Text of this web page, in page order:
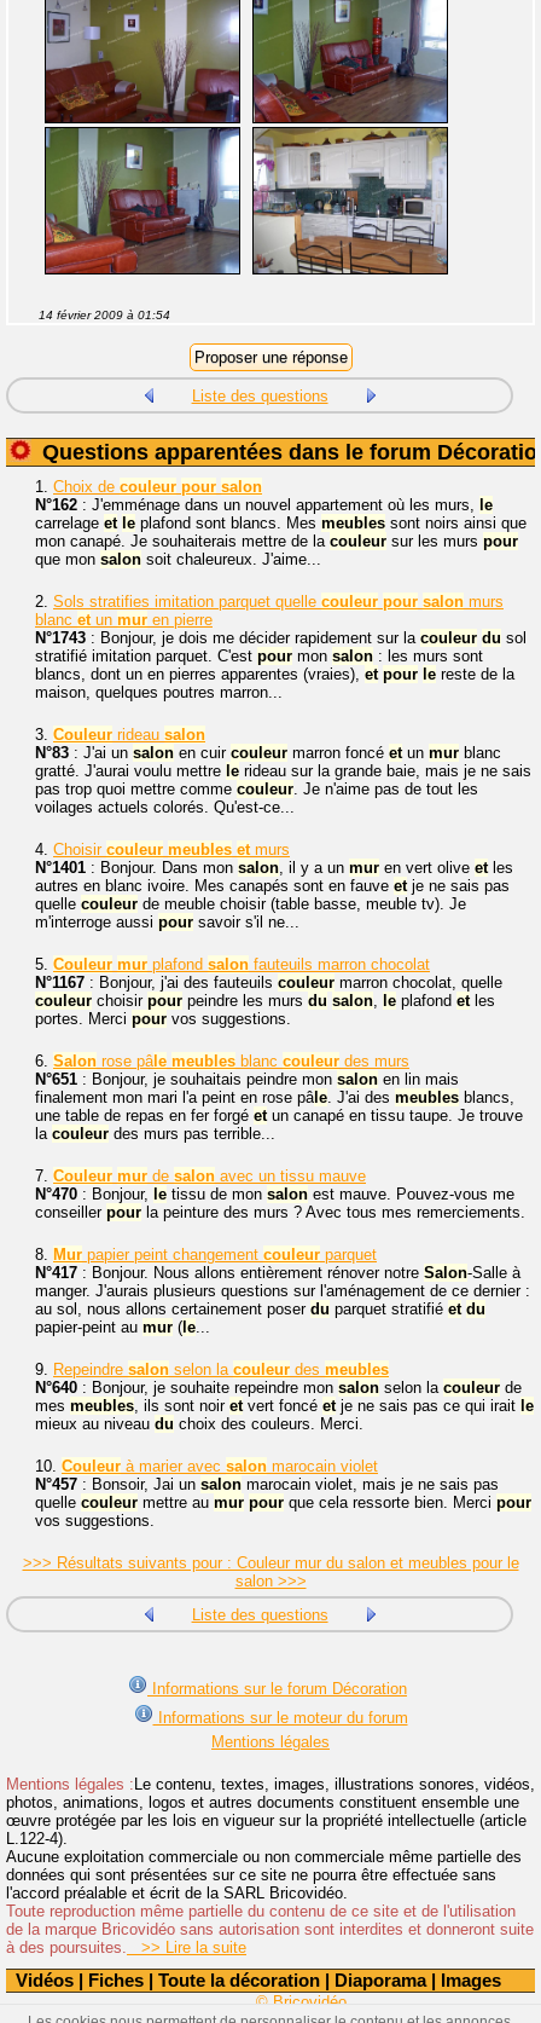
Vidéos | Fiches | Toute la décoration | Diaporama| Images
14 février 2009 à 01:54
Liste des questions
Questions apparentées dans le forum
1. Choix de couleur pour salon
N°162 : J'emménage dans un nouvel appartement où les murs,
le
carrelage et le plafond sont blancs. Mes meubles sont noirs ainsi que
mon canapé. Je souhaiterais mettre de la couleur sur les murs pour
que mon salon soit chaleureux. J'aime...
2. Sols stratifies imitation parquet quelle couleur pour salon murs
blanc et un mur en pierre
N°1743 : Bonjour, je dois me décider rapidement sur la couleur du sol
stratifié imitation parquet. C'est pour mon salon : les murs sont
blancs, dont un en pierres apparentes (vraies), et pour le reste de la
maison, quelques poutres marron...
3. Couleur rideau salon
N°83 : J'ai un salon en cuir couleur marron foncé et un mur blanc
gratté. J'aurai voulu mettre le rideau sur la grande baie, mais je ne sais
pas trop quoi mettre comme couleur . Je n'aime pas de tout les
voilages actuels colorés. Qu'est-ce...
4. Choisir couleur meubles et murs
N°1401 : Bonjour. Dans mon salon , il y a un mur en vert olive et les
autres en blanc ivoire. Mes canapés sont en fauve et je ne sais pas
quelle couleur de meuble choisir (table basse, meuble tv). Je
m'interroge aussi pour savoir s'il ne...
5. Couleur mur plafond salon fauteuils marron chocolat
N°1167 : Bonjour, j'ai des fauteuils couleur marron chocolat, quelle
couleur choisir pour peindre les murs du salon le plafond et les
portes. Merci pour vos suggestions.
6. Salon rose pâ le meubles blanc couleur des murs
N°651 : Bonjour, je souhaitais peindre mon salon en lin mais
finalement mon mari l'a peint en rose pâ le . J'ai des meubles blancs,
une table de repas en fer forgé et un canapé en tissu taupe. Je trouve
la couleur des murs pas terrible...
7. Couleur mur de salon avec un tissu mauve
N°470 : Bonjour, le tissu de mon salon est mauve. Pouvez-vous me
conseiller pour la peinture des murs ? Avec tous mes remerciements.
8. Mur papier peint changement couleur parquet
N°417 : Bonjour. Nous allons entièrement rénover notre Salon-Salle à
manger. J'aurais plusieurs questions sur l'aménagement de ce dernier :
au sol, nous allons certainement poser du parquet stratifié et du
papier-peint au mur ( le
9. Repeindre salon selon la couleur des meubles
N°640 : Bonjour, je souhaite repeindre mon salon selon la couleur de
mes meubles , ils sont noir et vert foncé et je ne sais pas ce qui irait le
mieux au niveau du choix des couleurs. Merci.
10. Couleur à marier avec salon marocain violet
N°457 : Bonsoir, Jai un salon marocain violet, mais je ne sais pas
quelle couleur mettre au mur pour que cela ressorte bien. Merci pour
vos suggestions.
>>> Résultats suivants pour : Couleur mur du salon et meubles pour le
salon >>>
Liste des questions
Informations sur le forum Décoration
Informations sur le moteur du forum
Mentions légales
Mentions légales : Le contenu, textes, images, illustrations sonores, vidéos,
photos, animations, logos et autres documents constituent ensemble une
œuvre protégée par les lois en vigueur sur la propriété intellectuelle (article
L.122-4).
Aucune exploitation commerciale ou non commerciale même partielle des
données qui sont présentées sur ce site ne pourra être effectuée sans
l'accord préalable et écrit de la SARL Bricovidéo.
Toute reproduction même partielle du contenu de ce site et de l'utilisation
de la marque Bricovidéo sans autorisation sont interdites et donneront suite
à des poursuites.
>> Lire la suite
© Bricovidéo